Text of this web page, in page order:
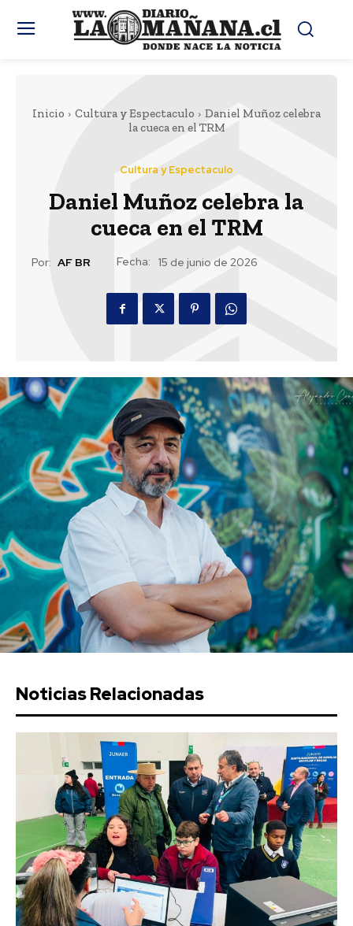
Inicio Cultura y Espectaculo
Daniel Muñoz celebra
la cueca en el TRM
Cultura y Espectaculo
Daniel Muñoz celebra la
cueca en el TRM
Por: AF BR Fecha: 15 de junio de 2026
Noticias Relacionadas